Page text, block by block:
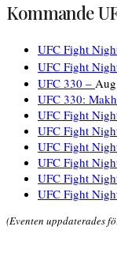
Kommande
UFC Fight
UFC Fight
UFC 330 –
UFC 330:
UFC Fight
UFC Fight
UFC Fight
UFC Fight
UFC Fight
UFC Fight
(Eventen uppdaterades